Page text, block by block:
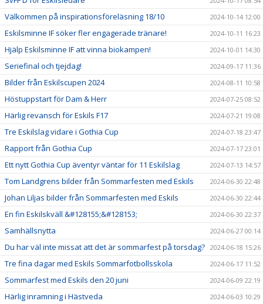
Välkommen på inspirationsföreläsning 18/10 2024-10-14 12:00
Eskilsminne IF söker fler engagerade tränare! 2024-10-11 16:23
Hjälp Eskilsminne IF att vinna biokampen! 2024-10-01 14:30
Seriefinal och tjejdag! 2024-09-17 11:36
Bilder från Eskilscupen 2024 2024-08-11 10:58
Höstuppstart för Dam & Herr 2024-07-25 08:52
Härlig revansch för Eskils F17 2024-07-21 19:08
Tre Eskilslag vidare i Gothia Cup 2024-07-18 23:47
Rapport från Gothia Cup 2024-07-17 23:01
Ett nytt Gothia Cup äventyr väntar för 11 Eskilslag 2024-07-13 14:57
Tom Landgrens bilder från Sommarfesten med Eskils 2024-06-30 22:48
Johan Liljas bilder från Sommarfesten med Eskils 2024-06-30 22:44
En fin Eskilskväll &#128155;&#128153; 2024-06-30 22:37
Samhällsnytta 2024-06-27 00:14
Du har väl inte missat att det är sommarfest på torsdag? 2024-06-18 15:26
Tre fina dagar med Eskils Sommarfotbollsskola 2024-06-17 11:52
Sommarfest med Eskils den 20 juni 2024-06-09 22:19
Härlig inramning i Hästveda 2024-06-03 10:29